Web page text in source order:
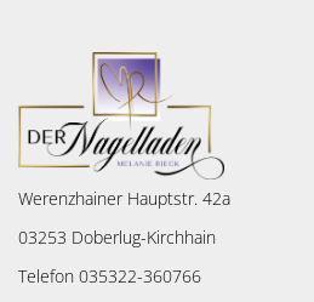
Werenzhainer Hauptstr. 42a
03253 Doberlug-Kirchhain
Telefon 035322-360766